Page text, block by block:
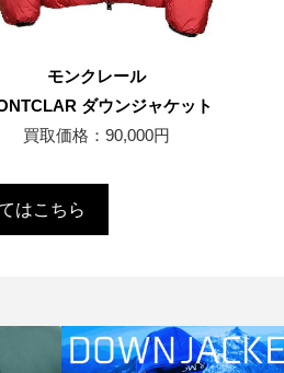
モンクレール
ダウンジャケット
買取価格：90,000円
はこちら